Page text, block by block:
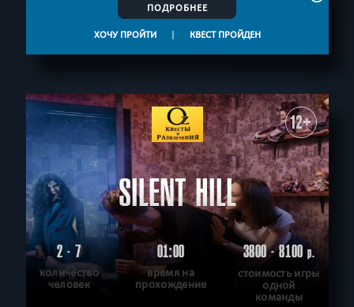
ПОДРОБНЕЕ
ХОЧУ ПРОЙТИ | КВЕСТ ПРОЙДЕН
12+
SILENT HILL
2 - 7
количество
человек
01:00
время на
прохождение
3800 - 8100р.
стоимость игры
одной
команды